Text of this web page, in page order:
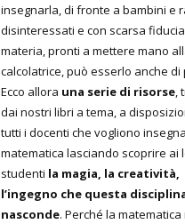
insegnarla, di fronte a bambini e
disinteressati e con scarsa
materia, pronti a mettere mano
calcolatrice, può esserlo anche di
Ecco allora una serie di risorse,
dai nostri libri a tema, a
tutti i docenti che vogliono
matematica lasciando scoprire ai
studenti la magia, la creatività,
l’ingegno che questa
nasconde. Perché la matematica